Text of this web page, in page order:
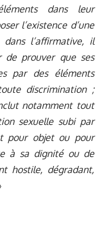
dans leur
l’existence d’une
l’affirmative, il
de prouver que ses
par des éléments
discrimination ;
notamment tout
sexuelle subi par
pour objet ou pour
à sa dignité ou de
hostile, dégradant,